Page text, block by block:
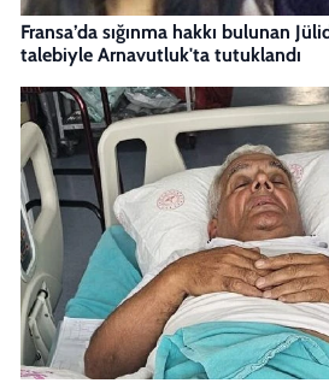
Fransa’da sığınma hakkı bulunan
talebiyle Arnavutluk'ta tutuklandı